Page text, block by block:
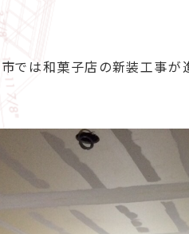
では和菓子店の新装工事が